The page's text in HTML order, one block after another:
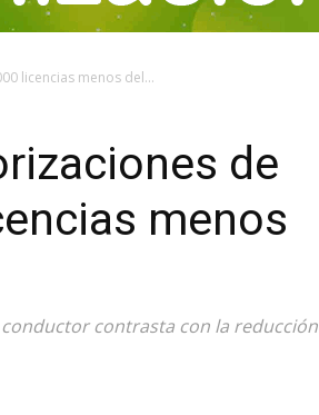
licencias menos del...
de
menos
contrasta con la reducción